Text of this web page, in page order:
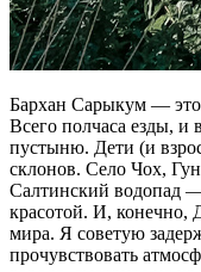
Бархан Сарыкум — это
Всего полчаса езды, и
пустыню. Дети (и
склонов. Село Чох,
Салтинский водопад —
красотой. И, конечно,
мира. Я советую
прочувствовать